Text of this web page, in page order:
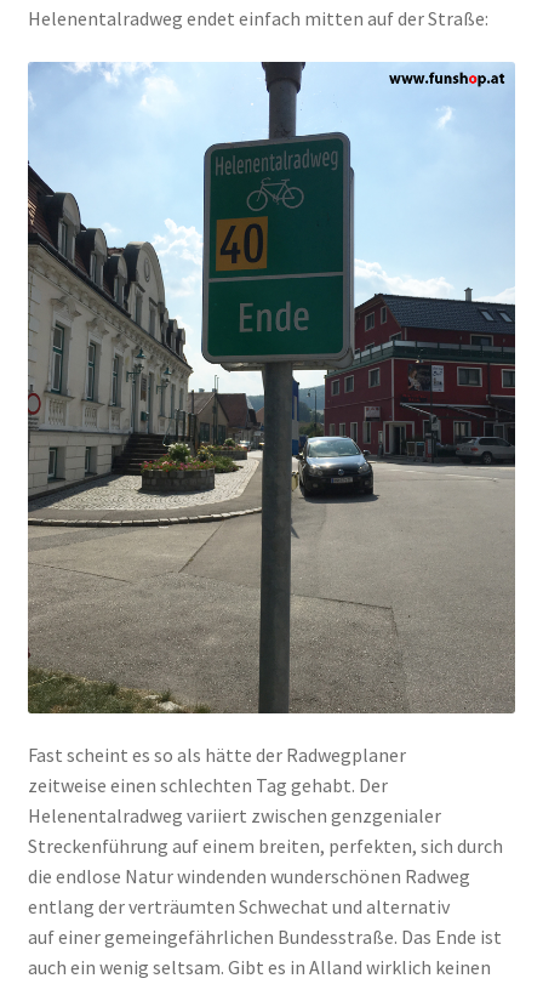
Helenentalradweg endet einfach mitten auf der Straße:
Fast scheint es so als hätte der Radwegplaner
zeitweise einen schlechten Tag gehabt. Der
Helenentalradweg variiert zwischen genzgenialer
Streckenführung auf einem breiten, perfekten, sich durch
die endlose Natur windenden wunderschönen Radweg
entlang der verträumten Schwechat und alternativ
auf einer gemeingefährlichen Bundesstraße. Das Ende ist
auch ein wenig seltsam. Gibt es in Alland wirklich keinen